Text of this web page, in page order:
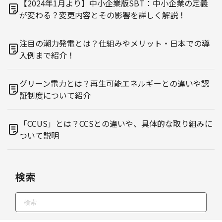
【2024年1月より】中小企業版SBT：中小企業の定義
が変わる？変更内容とその影響を詳しく解説！
注目の潮力発電とは？仕組みやメリット・日本での導
入例まで紹介！
グリーン電力とは？再生可能エネルギーとの違いや認
証制度について紹介
「CCUS」とは？CCSとの違いや、具体的な取り組みに
ついて説明
検索